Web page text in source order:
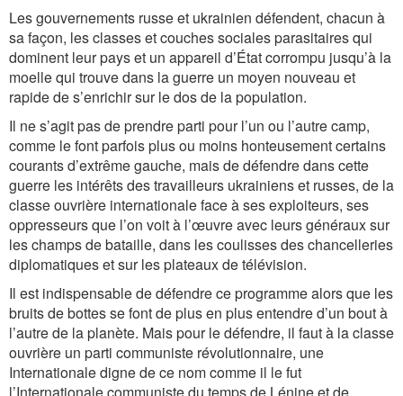
Les gouvernements russe et ukrainien défendent, chacun à
sa façon, les classes et couches sociales parasitaires qui
dominent leur pays et un appareil d’État corrompu jusqu’à la
moelle qui trouve dans la guerre un moyen nouveau et
rapide de s’enrichir sur le dos de la population.
Il ne s’agit pas de prendre parti pour l’un ou l’autre camp,
comme le font parfois plus ou moins honteusement certains
courants d’extrême gauche, mais de défendre dans cette
guerre les intérêts des travailleurs ukrainiens et russes, de la
classe ouvrière internationale face à ses exploiteurs, ses
oppresseurs que l’on voit à l’œuvre avec leurs généraux sur
les champs de bataille, dans les coulisses des chancelleries
diplomatiques et sur les plateaux de télévision.
Il est indispensable de défendre ce programme alors que les
bruits de bottes se font de plus en plus entendre d’un bout à
l’autre de la planète. Mais pour le défendre, il faut à la classe
ouvrière un parti communiste révolutionnaire, une
Internationale digne de ce nom comme il le fut